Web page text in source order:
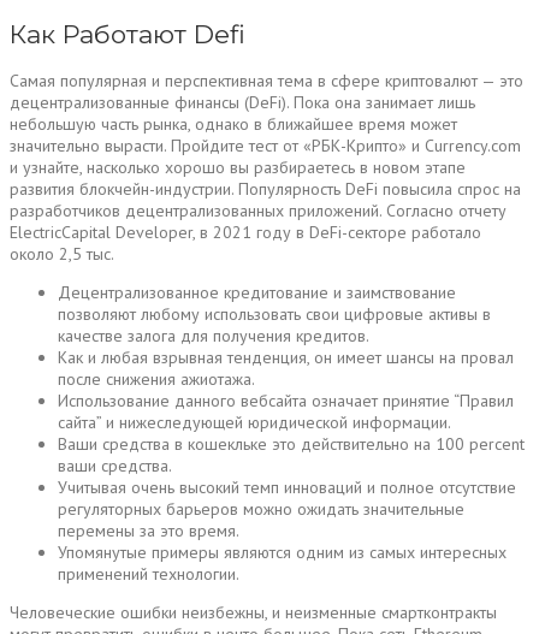
Как Работают Defi
Самая популярная и перспективная тема в сфере криптовалют — это
децентрализованные финансы (DeFi). Пока она занимает лишь
небольшую часть рынка, однако в ближайшее время может
значительно вырасти. Пройдите тест от «РБК-Крипто» и Currency.com
и узнайте, насколько хорошо вы разбираетесь в новом этапе
развития блокчейн-индустрии. Популярность DeFi повысила спрос на
разработчиков децентрализованных приложений. Согласно отчету
ElectricCapital Developer, в 2021 году в DeFi-секторе работало
около 2,5 тыс.
Децентрализованное кредитование и заимствование
позволяют любому использовать свои цифровые активы в
качестве залога для получения кредитов.
Как и любая взрывная тенденция, он имеет шансы на провал
после снижения ажиотажа.
Использование данного вебсайта означает принятие “Правил
сайта” и нижеследующей юридической информации.
Ваши средства в кошекльке это действительно на 100 percent
ваши средства.
Учитывая очень высокий темп инноваций и полное отсутствие
регуляторных барьеров можно ожидать значительные
перемены за это время.
Упомянутые примеры являются одним из самых интересных
применений технологии.
Человеческие ошибки неизбежны, и неизменные смартконтракты